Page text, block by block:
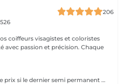
206
coiffeurs visagistes et coloristes
avec passion et précision. Chaque
La dépose est comprise dans le prix si le dernier semi permanent a été fait au salon.